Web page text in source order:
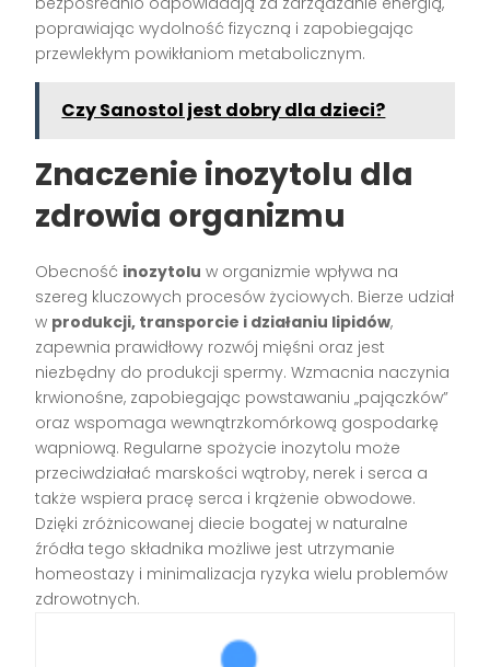
poprawiając wydolność fizyczną i zapobiegając
przewlekłym powikłaniom metabolicznym.
Czy Sanostol jest dobry dla dzieci?
Znaczenie inozytolu dla
zdrowia organizmu
Obecność inozytolu w organizmie wpływa na
szereg kluczowych procesów życiowych. Bierze udział
w produkcji, transporcie i działaniu lipidów,
zapewnia prawidłowy rozwój mięśni oraz jest
niezbędny do produkcji spermy. Wzmacnia naczynia
krwionośne, zapobiegając powstawaniu „pajączków”
oraz wspomaga wewnątrzkomórkową gospodarkę
wapniową. Regularne spożycie inozytolu może
przeciwdziałać marskości wątroby, nerek i serca a
także wspiera pracę serca i krążenie obwodowe.
Dzięki zróżnicowanej diecie bogatej w naturalne
źródła tego składnika możliwe jest utrzymanie
homeostazy i minimalizacja ryzyka wielu problemów
zdrowotnych.